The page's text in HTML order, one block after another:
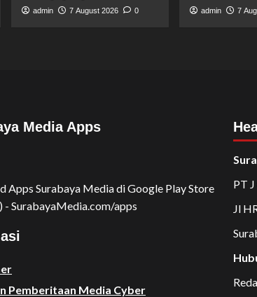
admin 7 August 2026 0 admin 7
Media Apps
Apps Surabaya Media di Google Play Store
- SurabayaMedia.com/apps
Pemberitaan Media Cyber
PT
Jl